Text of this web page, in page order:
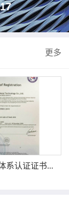
更多
系认证证书...